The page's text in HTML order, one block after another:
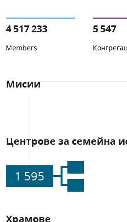
4 517 233
Members
5 547
Мисии
Центрове за семейна
1 595
Храмове